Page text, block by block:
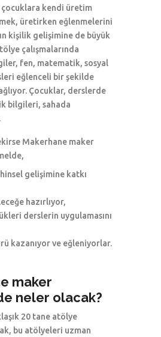
kendi üretim
üretirken eğlenmelerini
kişilik gelişimine de büyük
çalışmalarında
fen, matematik, sosyal
eğlenceli bir şekilde
Çocuklar, derslerde
bilgileri, sahada
Makerhane maker
gelişimine katkı
hazırlıyor,
derslerin uygulamasını
kazanıyor ve eğleniyorlar.
maker
neler olacak?
20 tane atölye
bu atölyeleri uzman